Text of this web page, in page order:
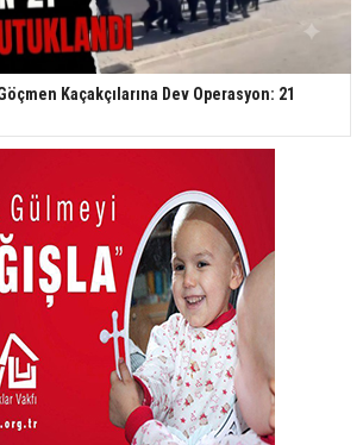
Kaçakçılarına Dev Operasyon: 21